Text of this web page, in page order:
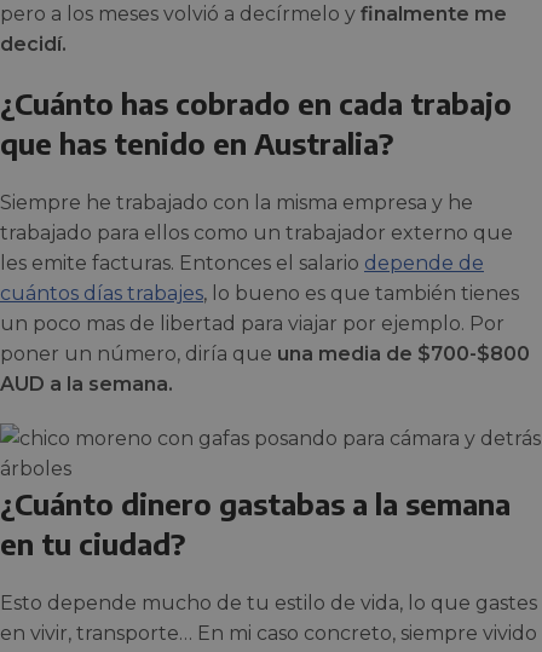
pero a los meses volvió a decírmelo y finalmente me
decidí.
¿Cuánto has cobrado en cada trabajo
que has tenido en Australia?
Siempre he trabajado con la misma empresa y he
trabajado para ellos como un trabajador externo que
les emite facturas. Entonces el salario depende de
cuántos días trabajes, lo bueno es que también tienes
un poco mas de libertad para viajar por ejemplo. Por
poner un número, diría que una media de $700-$800
AUD a la semana.
¿Cuánto dinero gastabas a la semana
en tu ciudad?
Esto depende mucho de tu estilo de vida, lo que gastes
en vivir, transporte… En mi caso concreto, siempre vivido